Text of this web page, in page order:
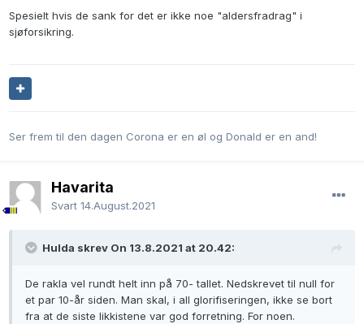
Spesielt hvis de sank for det er ikke noe "aldersfradrag" i
sjøforsikring.
Ser frem til den dagen Corona er en øl og Donald er en and!
Havarita
Svart 14.August.2021
Hulda skrev On 13.8.2021 at 20.42:
De rakla vel rundt helt inn på 70- tallet. Nedskrevet til null for
et par 10-år siden. Man skal, i all glorifiseringen, ikke se bort
fra at de siste likkistene var god forretning. For noen.